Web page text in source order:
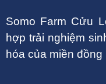
Somo Farm Cửu
hợp trải nghiệm
hóa của miền